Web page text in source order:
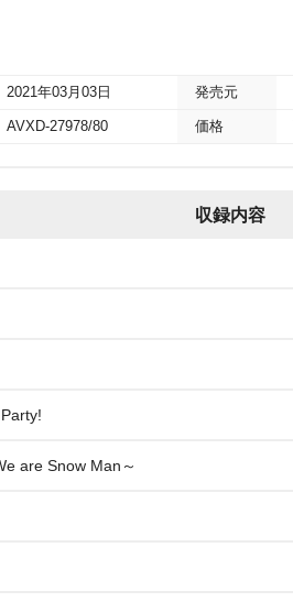
2021年03月03日 発売元
AVXD-27978/80 価格
収録内容
are Snow Man～